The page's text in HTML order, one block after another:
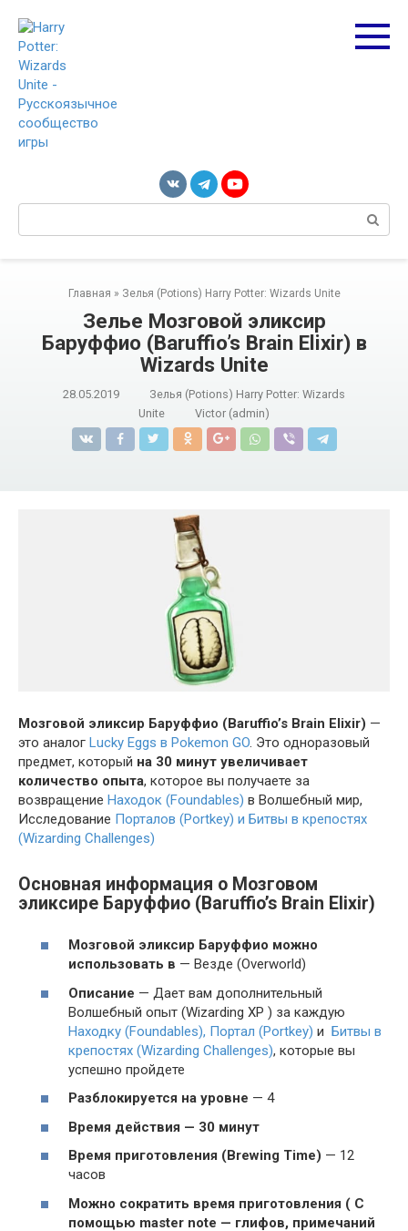
контенту
Главная » Зелья (Potions) Harry Potter: Wizards Unite
Зелье Мозговой эликсир
Баруффио (Baruffio’s Brain Elixir) в
Wizards Unite
28.05.2019
Зелья (Potions) Harry Potter: Wizards
Unite
Victor (admin)
Мозговой эликсир Баруффио (Baruffio’s Brain Elixir) —
это аналог Lucky Eggs в Pokemon GO . Это одноразовый
предмет, который на 30 минут увеличивает
количество опыта, которое вы получаете за
возвращение Находок (Foundables) в Волшебный мир,
Исследование Порталов (Portkey) и Битвы в крепостях
(Wizarding Challenges)
Основная информация о Мозговом
эликсире Баруффио (Baruffio’s Brain Elixir)
Мозговой эликсир Баруффио можно
использовать в — Везде (Overworld)
Описание — Дает вам дополнительный
Волшебный опыт (Wizarding XP ) за каждую
Находку (Foundables), Портал (Portkey) и Битвы в
крепостях (Wizarding Challenges), которые вы
успешно пройдете
Разблокируется на уровне — 4
Время действия — 30 минут
Время приготовления (Brewing Time) — 12
часов
Можно сократить время приготовления ( С
помощью master note — глифов, примечаний